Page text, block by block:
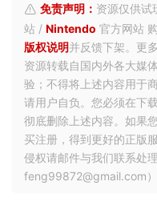
免责声明： 资源仅供试
站 / Nintendo 官方网站
版权说明并反馈下架。更
资源转载自国内外各大媒
验；不得将上述内容用于
请用户自负。您必须在下
彻底删除上述内容。如果
买注册，得到更好的正版
侵权请邮件与我们联系处
feng99872@gmail.com）